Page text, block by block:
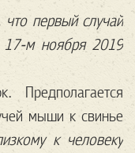
первый случай
17-м ноября 2019
Предполагается
мыши к свинье
к человеку